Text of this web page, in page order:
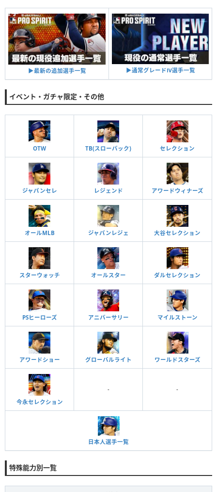
▶︎最新の追加選手一覧 ▶︎通常グレードⅣ選手一覧
イベント・ガチャ限定・その他
OTW TB(スローバック) セレクション
ジャパンセレ レジェンド アワードウィナーズ
オールMLB ジャパンレジェ 大谷セレクション
スターウォッチ オールスター ダルセレクション
PSヒーローズ アニバーサリー マイルストーン
アワードショー グローバルライト ワールドスターズ
今永セレクション
- -
日本人選手一覧
特殊能力別一覧